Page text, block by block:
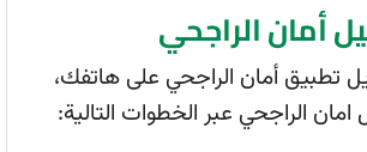
أمان الراجحي
تطبيق أمان الراجحي على هاتفك،
الراجحي عبر الخطوات التالية: